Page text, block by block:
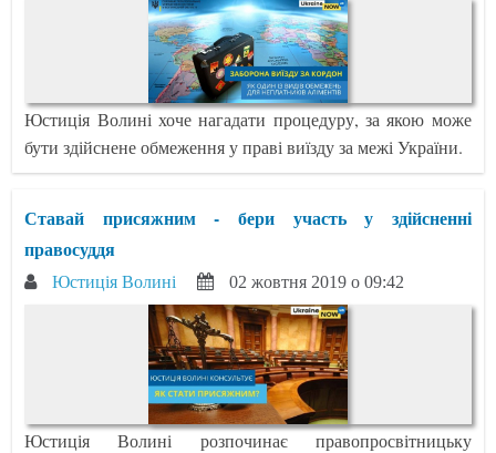
Юстиція Волині хоче нагадати процедуру, за якою може
бути здійснене обмеження у праві виїзду за межі України.
Ставай присяжним - бери участь у здійсненні
правосуддя
Юстиція Волині 02 жовтня 2019 о 09:42
Юстиція Волині розпочинає правопросвітницьку